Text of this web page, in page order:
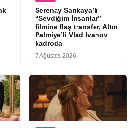
Serenay Sarıkaya’lı
“Sevdiğim İnsanlar”
filmine flaş transfer, Altın
Palmiye’li Vlad Ivanov
kadroda
7 Ağustos 2026